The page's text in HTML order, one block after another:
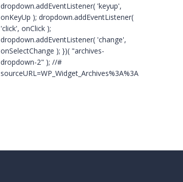
dropdown.addEventListener( 'keyup',
onKeyUp ); dropdown.addEventListener(
'click', onClick );
dropdown.addEventListener( 'change',
onSelectChange ); })( "archives-
dropdown-2" ); //#
sourceURL=WP_Widget_Archives%3A%3Awidget